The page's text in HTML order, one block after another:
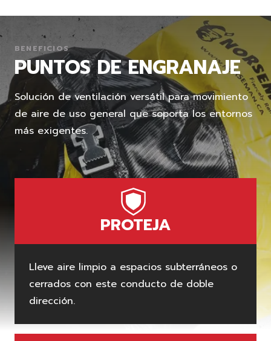
BENEFICIOS
PUNTOS DE ENGRANAJE
Solución de ventilación versátil para movimiento
de aire de uso general que soporta los entornos
más exigentes.
PROTEJA
Lleve aire limpio a espacios subterráneos o
cerrados con este conducto de doble
dirección.